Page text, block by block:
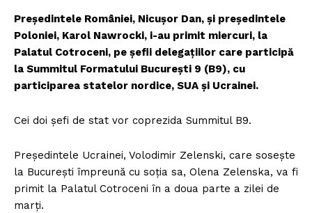
Președintele României, Nicușor Dan, și președintele
Poloniei, Karol Nawrocki, i-au primit miercuri, la
Palatul Cotroceni, pe șefii delegațiilor care participă
la Summitul Formatului București 9 (B9), cu
participarea statelor nordice, SUA și Ucrainei.
Cei doi șefi de stat vor coprezida Summitul B9.
Președintele Ucrainei, Volodimir Zelenski, care sosește
la București împreună cu soția sa, Olena Zelenska, va fi
primit la Palatul Cotroceni în a doua parte a zilei de
marți.